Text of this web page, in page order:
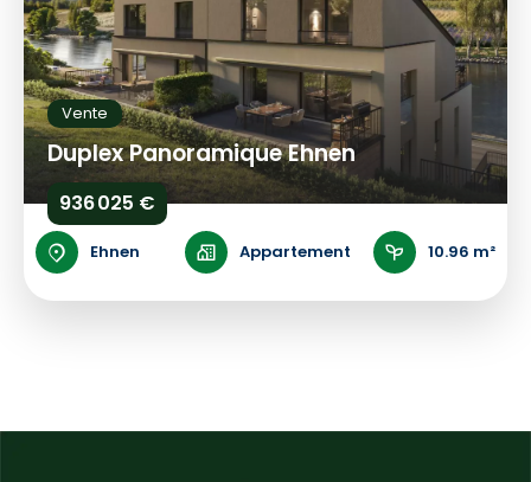
Vente
Duplex Panoramique Ehnen
936 025 €
Ehnen Appartement 10.96 m²